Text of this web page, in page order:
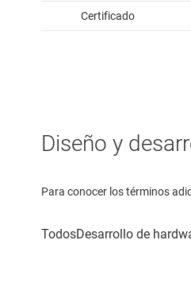
Diseño y
Para conocer los términos